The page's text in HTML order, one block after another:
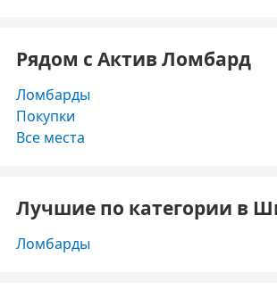
Рядом с Актив Ломбард
Ломбарды
Покупки
Все места
Лучшие по категории в
Ломбарды